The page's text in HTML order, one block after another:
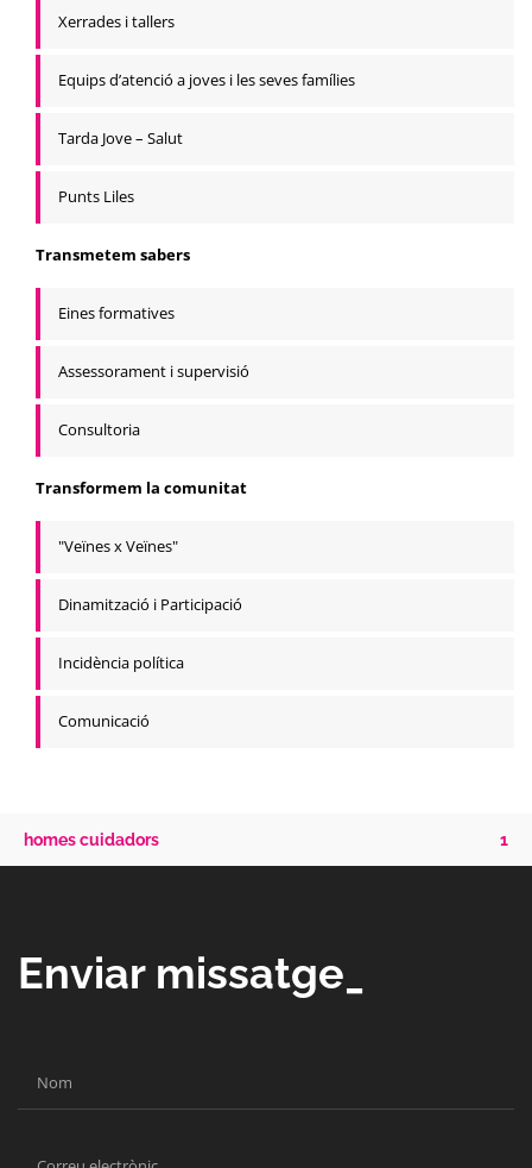
Xerrades i tallers
Equips d’atenció a joves i les seves famílies
Tarda Jove – Salut
Punts Liles
Transmetem sabers
Eines formatives
Assessorament i supervisió
Consultoria
Transformem la comunitat
"Veïnes x Veïnes"
Dinamització i Participació
Incidència política
Comunicació
homes cuidadors 1
Enviar missatge_